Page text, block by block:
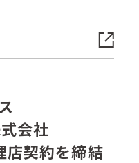
会社
店契約を締結